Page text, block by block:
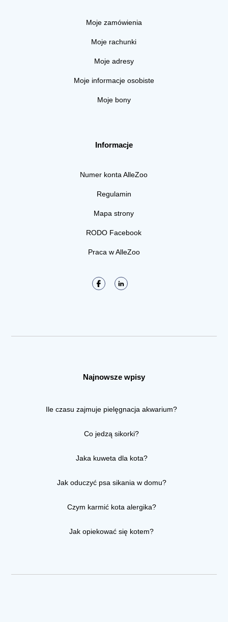
Moje zamówienia
Moje rachunki
Moje adresy
Moje informacje osobiste
Moje bony
Informacje
Numer konta AlleZoo
Regulamin
Mapa strony
RODO Facebook
Praca w AlleZoo
Najnowsze wpisy
Ile czasu zajmuje pielęgnacja akwarium?
Co jedzą sikorki?
Jaka kuweta dla kota?
Jak oduczyć psa sikania w domu?
Czym karmić kota alergika?
Jak opiekować się kotem?